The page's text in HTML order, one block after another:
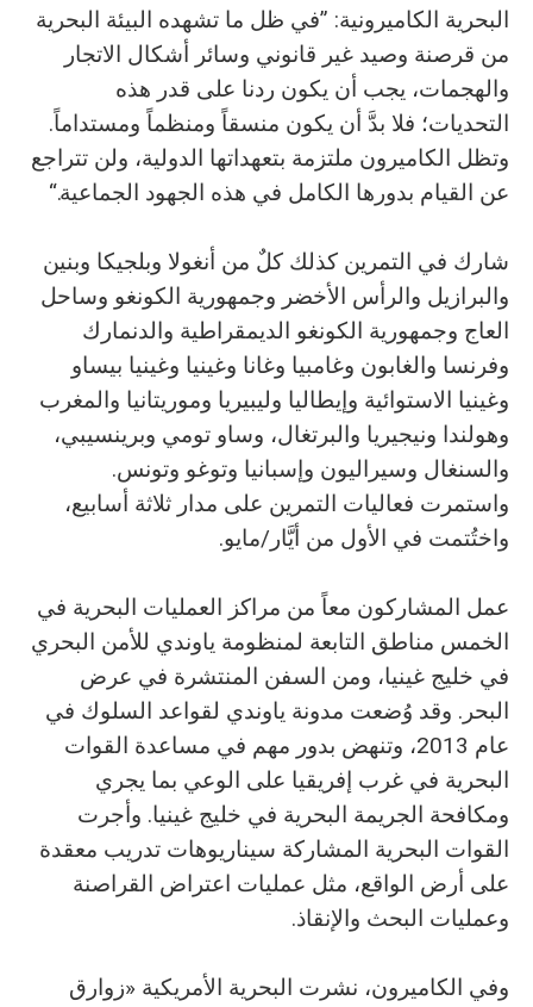
البحرية الكاميرونية: ”في ظل ما تشهده البيئة البحرية
من قرصنة وصيد غير قانوني وسائر أشكال الاتجار
والهجمات، يجب أن يكون ردنا على قدر هذه
التحديات؛ فلا بدَّ أن يكون منسقاً ومنظماً ومستداماً.
وتظل الكاميرون ملتزمة بتعهداتها الدولية، ولن تتراجع
عن القيام بدورها الكامل في هذه الجهود الجماعية.“
شارك في التمرين كذلك كلٌ من أنغولا وبلجيكا وبنين
والبرازيل والرأس الأخضر وجمهورية الكونغو وساحل
العاج وجمهورية الكونغو الديمقراطية والدنمارك
وفرنسا والغابون وغامبيا وغانا وغينيا وغينيا بيساو
وغينيا الاستوائية وإيطاليا وليبيريا وموريتانيا والمغرب
وهولندا ونيجيريا والبرتغال، وساو تومي وبرينسيبي،
والسنغال وسيراليون وإسبانيا وتوغو وتونس.
واستمرت فعاليات التمرين على مدار ثلاثة أسابيع،
واختُتمت في الأول من أيَّار/مايو.
عمل المشاركون معاً من مراكز العمليات البحرية في
الخمس مناطق التابعة لمنظومة ياوندي للأمن البحري
في خليج غينيا، ومن السفن المنتشرة في عرض
البحر. وقد وُضعت مدونة ياوندي لقواعد السلوك في
عام 2013، وتنهض بدور مهم في مساعدة القوات
البحرية في غرب إفريقيا على الوعي بما يجري
ومكافحة الجريمة البحرية في خليج غينيا. وأجرت
القوات البحرية المشاركة سيناريوهات تدريب معقدة
على أرض الواقع، مثل عمليات اعتراض القراصنة
وعمليات البحث والإنقاذ.
وفي الكاميرون، نشرت البحرية الأمريكية «زوارق